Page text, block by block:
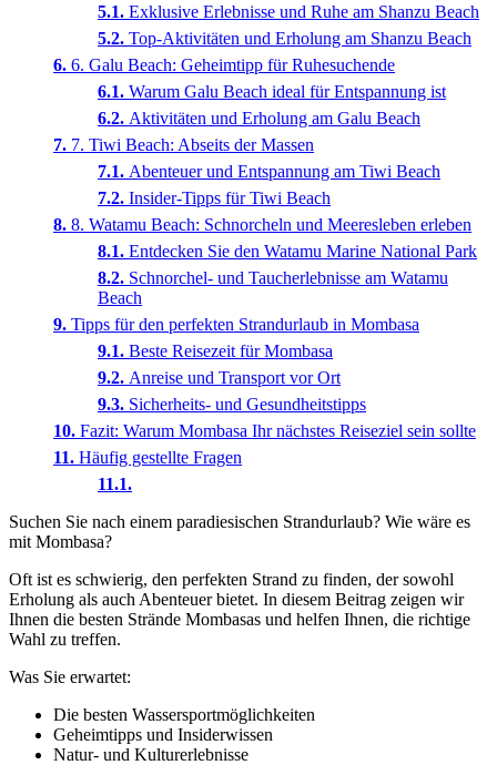
Exklusive Erlebnisse und Ruhe am Shanzu Beach
Top-Aktivitäten und Erholung am Shanzu Beach
6. Galu Beach: Geheimtipp für Ruhesuchende
Warum Galu Beach ideal für Entspannung ist
Aktivitäten und Erholung am Galu Beach
7. Tiwi Beach: Abseits der Massen
Abenteuer und Entspannung am Tiwi Beach
Insider-Tipps für Tiwi Beach
8. Watamu Beach: Schnorcheln und Meeresleben erleben
Entdecken Sie den Watamu Marine National Park
Schnorchel- und Taucherlebnisse am Watamu
Beach
Tipps für den perfekten Strandurlaub in Mombasa
Beste Reisezeit für Mombasa
Anreise und Transport vor Ort
Sicherheits- und Gesundheitstipps
Fazit: Warum Mombasa Ihr nächstes Reiseziel sein sollte
Häufig gestellte Fragen
Suchen Sie nach einem paradiesischen Strandurlaub? Wie wäre es
mit Mombasa?
Oft ist es schwierig, den perfekten Strand zu finden, der sowohl
Erholung als auch Abenteuer bietet. In diesem Beitrag zeigen wir
Ihnen die besten Strände Mombasas und helfen Ihnen, die richtige
Wahl zu treffen.
Was Sie erwartet:
Die besten Wassersportmöglichkeiten
Geheimtipps und Insiderwissen
Natur- und Kulturerlebnisse